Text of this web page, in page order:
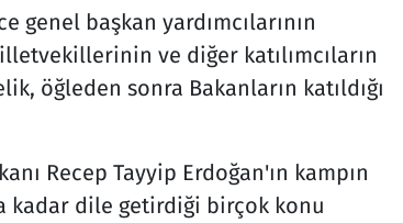
genel başkan yardımcılarının
ve diğer katılımcıların
öğleden sonra Bakanların katıldığı
Recep Tayyip Erdoğan'ın kampın
kadar dile getirdiği birçok konu